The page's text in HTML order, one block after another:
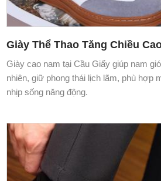
Giày Thể Thao Tăng Chiều
Giày cao nam tại Cầu Giấy giúp nam
nhiên, giữ phong thái lịch lãm, phù hợp
nhịp sống năng động.